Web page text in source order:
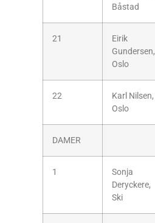
Båstad
21
Eirik
Gundersen,
Oslo
22
Karl Nilsen,
Oslo
DAMER
1
Sonja
Deryckere,
Ski